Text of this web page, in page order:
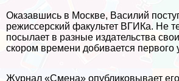
Оказавшись в Москве, Василий
режиссерский факультет ВГИКа. Не
посылает в разные издательства
скором времени добивается первого
Журнал «Смена» опубликовывает